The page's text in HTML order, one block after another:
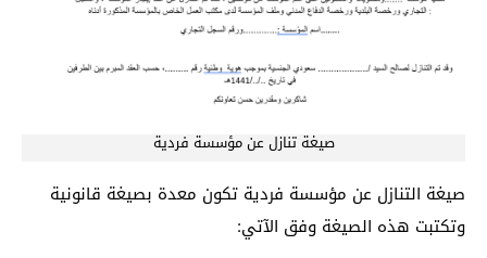
صيغة تنازل عن مؤسسة فردية
صيغة التنازل عن مؤسسة فردية تكون معدة بصيغة قانونية
وتكتبت هذه الصيغة وفق الآتي: